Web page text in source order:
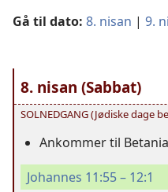
Gå til dato: 8. nisan | 9.
8. nisan (Sabbat)
SOLNEDGANG (Jødiske dage
Ankommer til
Johannes 11:55 – 12:1